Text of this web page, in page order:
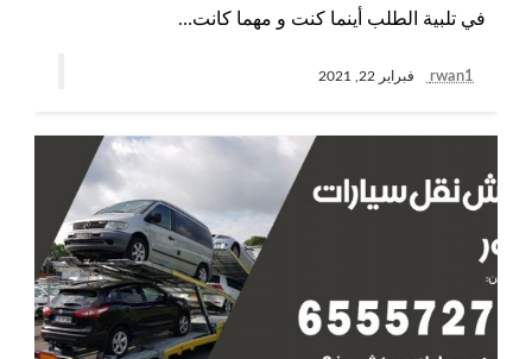
في تلبية الطلب أينما كنت و مهما كانت…
rwan1 فبراير 22, 2021